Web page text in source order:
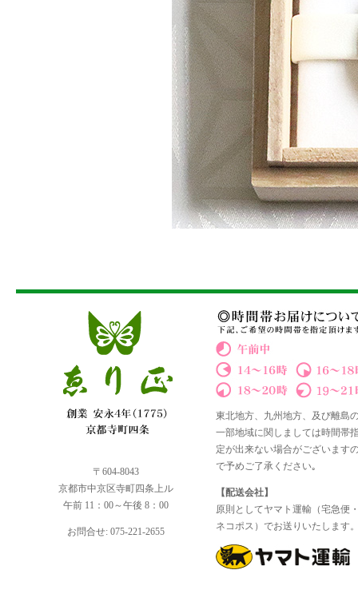
〒604-8043
京都市中京区寺町四条上ル
午前 11：00～午後 8：00
お問合せ: 075-221-2655
東北地方、九州地方、及び離島
一部地域に関しましては時間帯
定が出来ない場合がございます
で予めご了承ください｡
【配送会社】
原則としてヤマト運輸（宅急便
ネコポス）でお送りいたします